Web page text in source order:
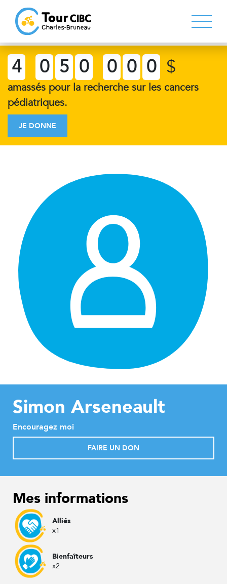
4 0 5 0 0 0 0 $
amassés pour la recherche sur les cancers
pédiatriques.
JE DONNE
Simon Arseneault
Encouragez moi
FAIRE UN DON
Mes informations
Alliés
x1
Bienfaîteurs
x2